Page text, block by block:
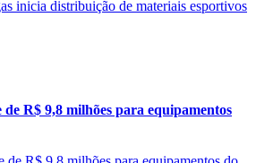
de R$ 9,8 milhões para equipamentos